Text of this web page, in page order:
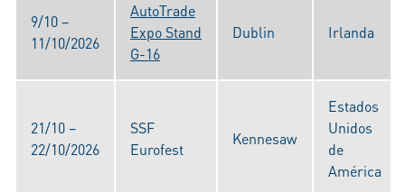
9/10 –
11/10/2026
AutoTrade
Expo Stand
G-16
Dublin Irlanda
21/10 –
22/10/2026
SSF
Eurofest
Kennesaw
Estados
Unidos
de
América